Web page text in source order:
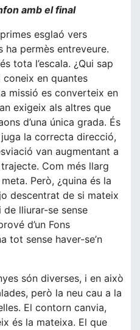
amb el final
esglaó vers
ha permès entreveure.
tota l’escala. ¿Qui sap
coneix en quantes
missió es converteix en
exigeix als altres que
d’una única grada. És
la correcta direcció,
van augmentant a
Com més llarg
Però, ¿quina és la
descentrat de si mateix
de lliurar-se sense
d’un Fons
tot sense haver-se’n
són diverses, i en això
però la neu cau a la
El contorn canvia,
és la mateixa. El que